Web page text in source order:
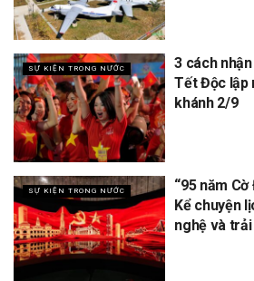
SỰ KIỆN TRONG NƯỚC
3 cách
Tết Độc lập
khánh 2/9
SỰ KIỆN TRONG NƯỚC
“95 năm
Kể chuyện
nghệ và